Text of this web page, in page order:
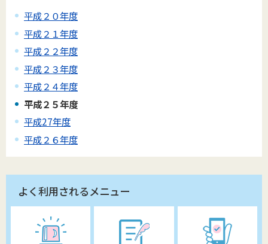
平成２０年度
平成２１年度
平成２２年度
平成２３年度
平成２４年度
平成２５年度
平成27年度
平成２６年度
よく利用されるメニュー